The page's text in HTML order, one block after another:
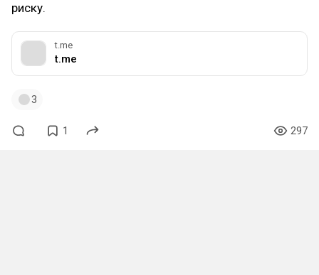
риску.
t.me
t.me
3
1 297